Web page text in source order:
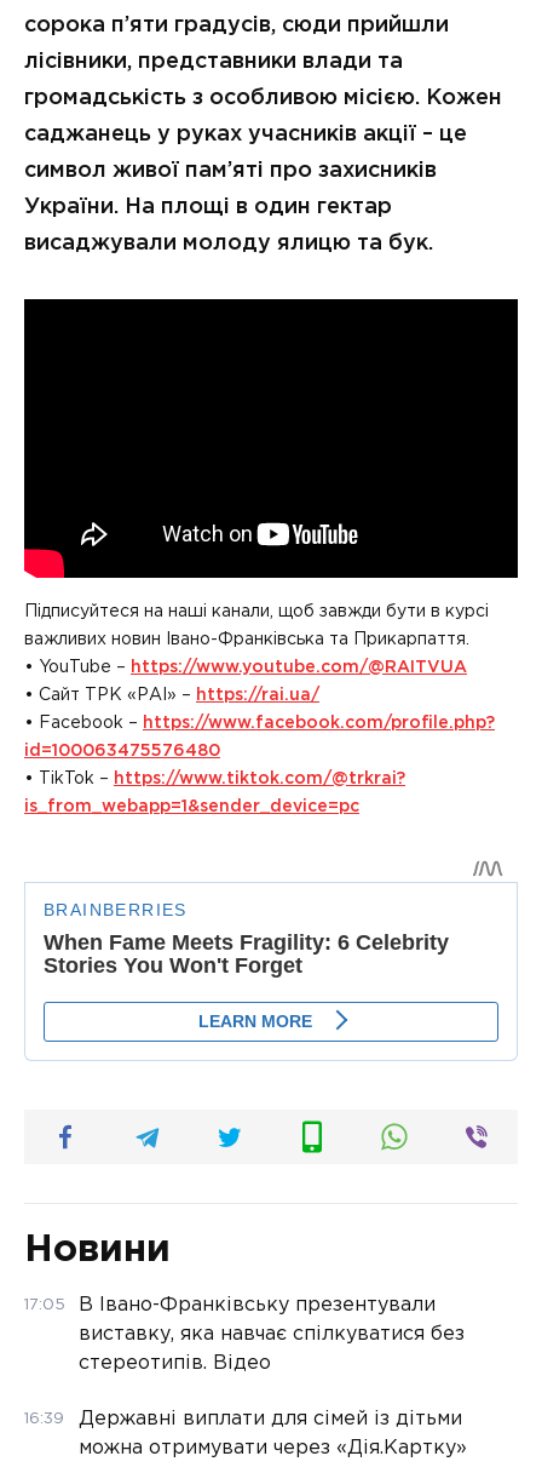
сорока п’яти градусів, сюди прийшли
лісівники, представники влади та
громадськість з особливою місією. Кожен
саджанець у руках учасників акції – це
символ живої пам’яті про захисників
України. На площі в один гектар
висаджували молоду ялицю та бук.
Підписуйтеся на наші канали, щоб завжди бути в курсі
важливих новин Івано-Франківська та Прикарпаття.
• YouTube – https://www.youtube.com/@RAITVUA
• Сайт ТРК «РАІ» – https://rai.ua/
• Facebook – https://www.facebook.com/profile.php?
id=100063475576480
• TikTok – https://www.tiktok.com/@trkrai?
is_from_webapp=1&sender_device=pc
Новини
17:05
В Івано-Франківську презентували
виставку, яка навчає спілкуватися без
стереотипів. Відео
16:39
Державні виплати для сімей із дітьми
можна отримувати через «Дія.Картку»